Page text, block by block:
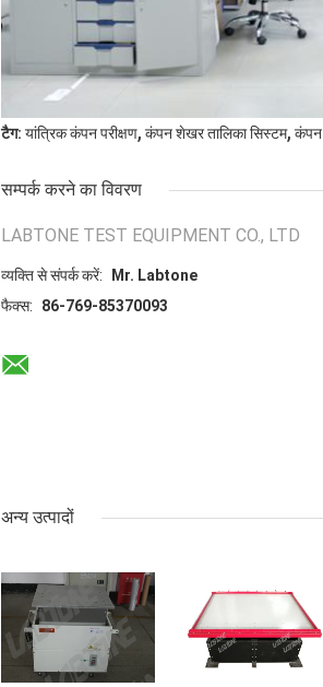
टैग: यांत्रिक कंपन परीक्षण, कंपन शेखर तालिका सिस्टम, कंपन
सम्पर्क करने का विवरण
LABTONE TEST EQUIPMENT CO., LTD
व्यक्ति से संपर्क करें:
Mr. Labtone
फैक्स:
86-769-85370093
अन्य उत्पादों